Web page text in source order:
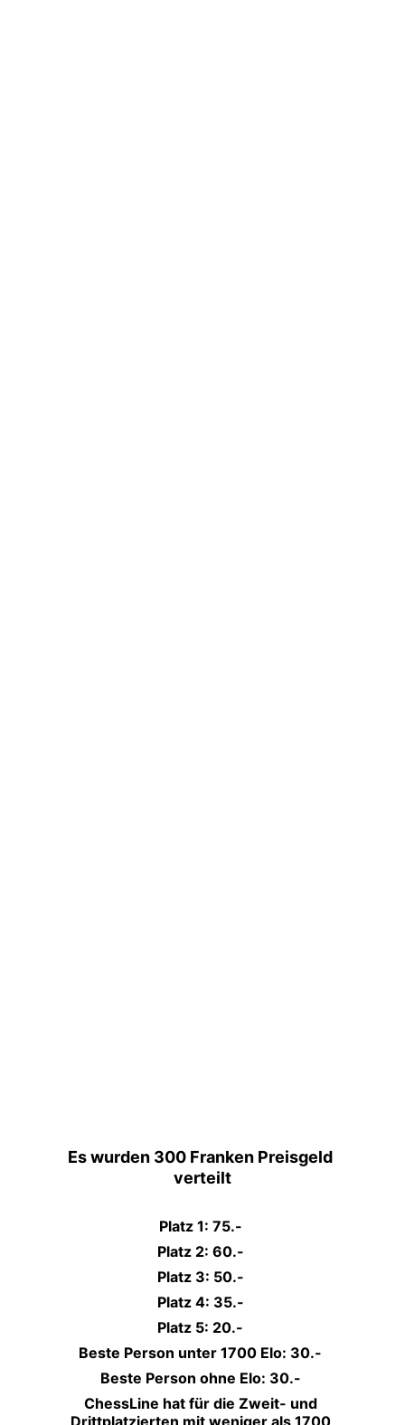
Es wurden 300 Franken Preisgeld
verteilt
Platz 1: 75.-
Platz 2: 60.-
Platz 3: 50.-
Platz 4: 35.-
Platz 5: 20.-
Beste Person unter 1700 Elo: 30.-
Beste Person ohne Elo: 30.-
ChessLine hat für die Zweit- und
Drittplatzierten mit weniger als 1700